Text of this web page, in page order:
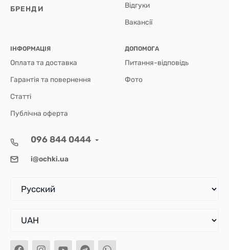
БРЕНДИ Відгуки
Вакансії
ІНФОРМАЦІЯ
Оплата та доставка
Гарантія та повернення
Статті
Публічна оферта
ДОПОМОГА
Питання-відповідь
Фото
096 844 0444
i@ochki.ua